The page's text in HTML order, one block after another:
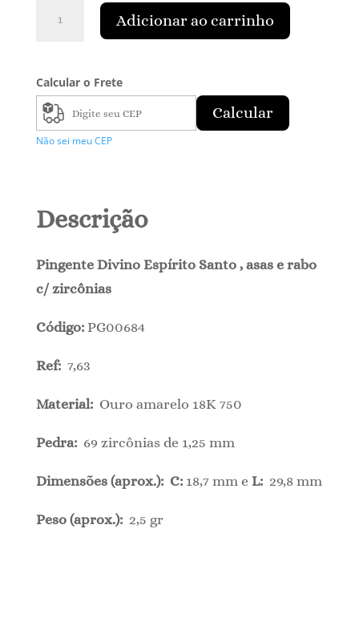
Divino
c/
Zircônia
quantidade
Adicionar ao carrinho
Calcular o Frete
Calcular
Não sei meu CEP
Descrição
Pingente Divino Espírito Santo , asas e rabo
c/ zircônias
Código: PG00684
Ref: 7,63
Material: Ouro amarelo 18K 750
Pedra: 69 zircônias de 1,25 mm
Dimensões (aprox.): C: 18,7 mm e L: 29,8 mm
Peso (aprox.): 2,5 gr